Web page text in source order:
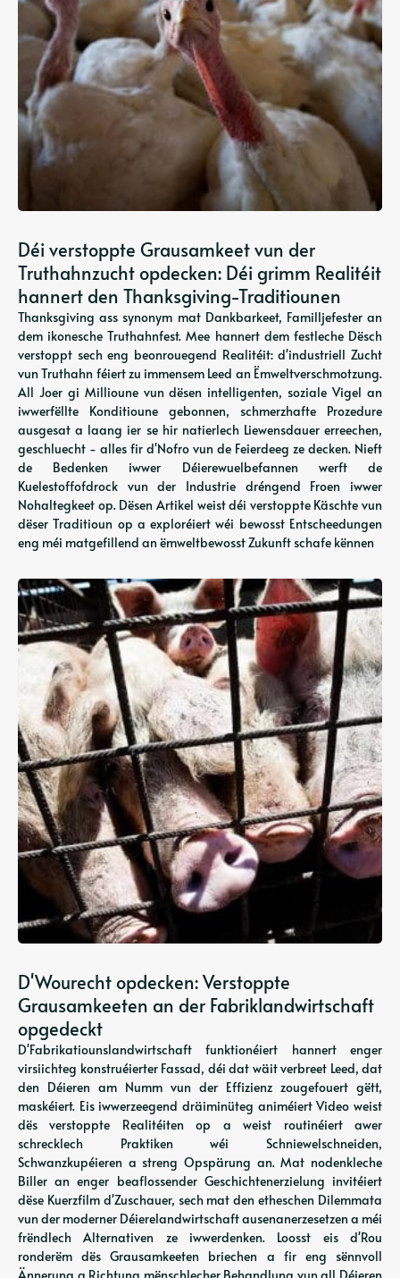
Déi verstoppte Grausamkeet vun der
Truthahnzucht opdecken: Déi grimm Realitéit
hannert den Thanksgiving-Traditiounen
Thanksgiving ass synonym mat Dankbarkeet, Familljefester an
dem ikonesche Truthahnfest. Mee hannert dem festleche Dësch
verstoppt sech eng beonrouegend Realitéit: d'industriell Zucht
vun Truthahn féiert zu immensem Leed an Ëmweltverschmotzung.
All Joer gi Millioune vun dësen intelligenten, soziale Vigel an
iwwerfëllte Konditioune gebonnen, schmerzhafte Prozedure
ausgesat a laang ier se hir natierlech Liewensdauer erreechen,
geschluecht - alles fir d'Nofro vun de Feierdeeg ze decken. Nieft
de Bedenken iwwer Déierewuelbefannen werft de
Kuelestoffofdrock vun der Industrie dréngend Froen iwwer
Nohaltegkeet op. Dësen Artikel weist déi verstoppte Käschte vun
dëser Traditioun op a exploréiert wéi bewosst Entscheedungen
eng méi matgefillend an ëmweltbewosst Zukunft schafe kënnen
D'Wourecht opdecken: Verstoppte
Grausamkeeten an der Fabriklandwirtschaft
opgedeckt
D'Fabrikatiounslandwirtschaft funktionéiert hannert enger
virsiichteg konstruéierter Fassad, déi dat wäit verbreet Leed, dat
den Déieren am Numm vun der Effizienz zougefouert gëtt,
maskéiert. Eis iwwerzeegend dräiminüteg animéiert Video weist
dës verstoppte Realitéiten op a weist routinéiert awer
schrecklech Praktiken wéi Schniewelschneiden,
Schwanzkupéieren a streng Opspärung an. Mat nodenkleche
Biller an enger beaflossender Geschichtenerzielung invitéiert
dëse Kuerzfilm d'Zuschauer, sech mat den etheschen Dilemmata
vun der moderner Déierelandwirtschaft ausenanerzesetzen a méi
frëndlech Alternativen ze iwwerdenken. Loosst eis d'Rou
ronderëm dës Grausamkeeten briechen a fir eng sënnvoll